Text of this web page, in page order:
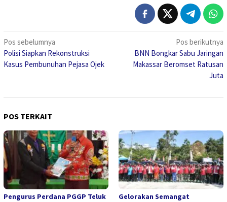
Navigasi
pos
Pos sebelumnya
Polisi Siapkan Rekonstruksi
Kasus Pembunuhan Pejasa Ojek
Pos berikutnya
BNN Bongkar Sabu Jaringan
Makassar Beromset Ratusan
Juta
POS TERKAIT
Pengurus Perdana PGGP Teluk
Gelorakan Semangat